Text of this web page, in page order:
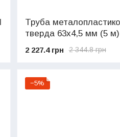
Труба
тверда 63х4,5 мм (5 м)
2 344.8 грн
2 227.4 грн
−5%